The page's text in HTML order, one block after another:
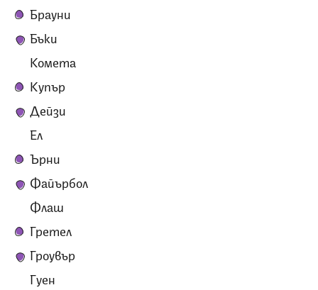
Брауни
Бъки
Комета
Купър
Дейзи
Ел
Ърни
Файърбол
Флаш
Гретел
Гроувър
Гуен